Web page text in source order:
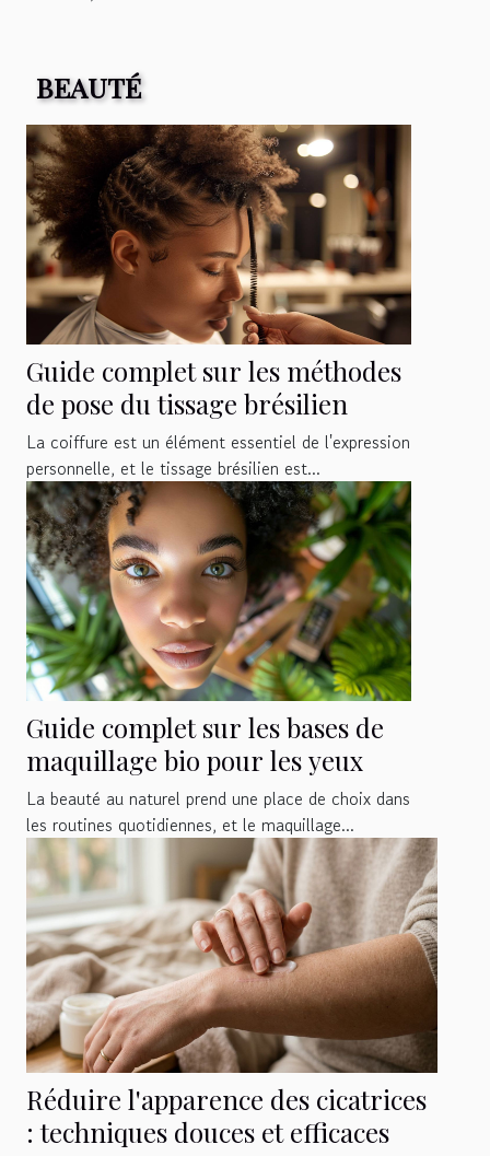
BEAUTÉ
Réduire l'apparence des cicatrices
: techniques douces et efficaces
Guide complet sur les méthodes
de pose du tissage brésilien
La coiffure est un élément essentiel de l'expression
personnelle, et le tissage brésilien est...
Guide complet sur les bases de
maquillage bio pour les yeux
La beauté au naturel prend une place de choix dans
les routines quotidiennes, et le maquillage...